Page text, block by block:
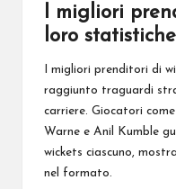
I migliori
loro
I migliori prenditori di
raggiunto traguardi
carriere. Giocatori
Warne e Anil Kumble
wickets ciascuno,
nel formato.